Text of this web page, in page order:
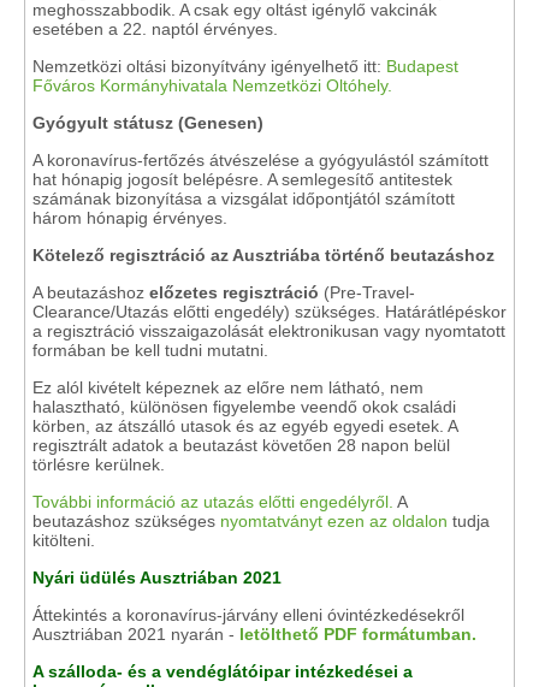
meghosszabbodik. A csak egy oltást igénylő vakcinák
esetében a 22. naptól érvényes.
Nemzetközi oltási bizonyítvány igényelhető itt: Budapest
Főváros Kormányhivatala Nemzetközi Oltóhely.
Gyógyult státusz (Genesen)
A koronavírus-fertőzés átvészelése a gyógyulástól számított
hat hónapig jogosít belépésre. A semlegesítő antitestek
számának bizonyítása a vizsgálat időpontjától számított
három hónapig érvényes.
Kötelező regisztráció az Ausztriába történő beutazáshoz
A beutazáshoz előzetes regisztráció (Pre-Travel-
Clearance/Utazás előtti engedély) szükséges. Határátlépéskor
a regisztráció visszaigazolását elektronikusan vagy nyomtatott
formában be kell tudni mutatni.
Ez alól kivételt képeznek az előre nem látható, nem
halasztható, különösen figyelembe veendő okok családi
körben, az átszálló utasok és az egyéb egyedi esetek. A
regisztrált adatok a beutazást követően 28 napon belül
törlésre kerülnek.
További információ az utazás előtti engedélyről. A
beutazáshoz szükséges nyomtatványt ezen az oldalon tudja
kitölteni.
Nyári üdülés Ausztriában 2021
Áttekintés a koronavírus-járvány elleni óvintézkedésekről
Ausztriában 2021 nyarán - letölthető PDF formátumban.
A szálloda- és a vendéglátóipar intézkedései a